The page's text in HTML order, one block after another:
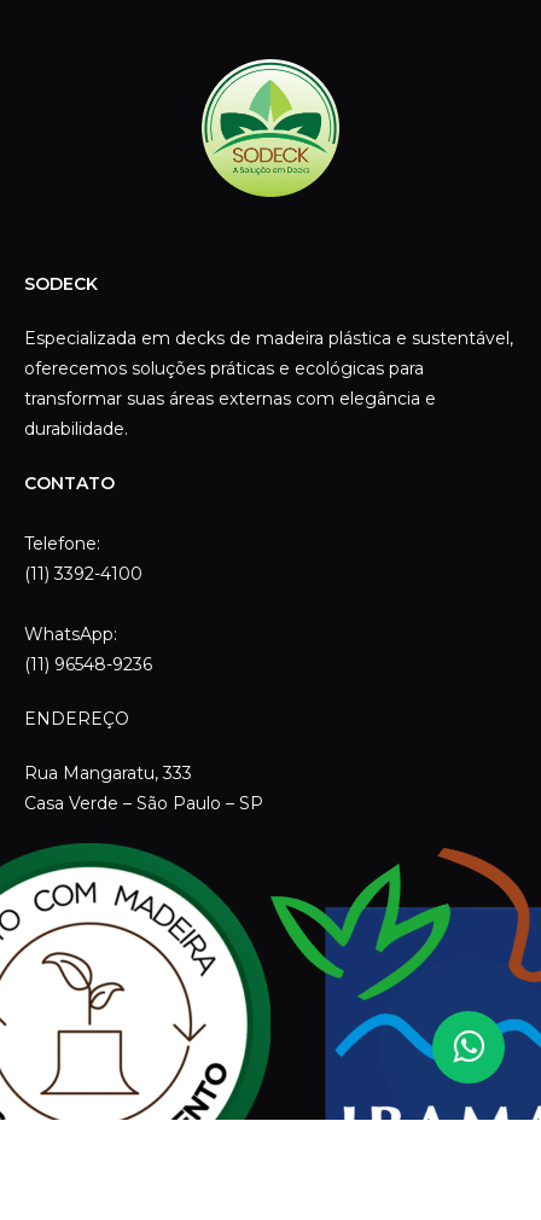
SODECK
Especializada em decks de madeira plástica e sustentável,
oferecemos soluções práticas e ecológicas para
transformar suas áreas externas com elegância e
durabilidade.
CONTATO
Telefone:
(11) 3392-4100
WhatsApp:
(11) 96548-9236
ENDEREÇO
Rua Mangaratu, 333
Casa Verde – São Paulo – SP